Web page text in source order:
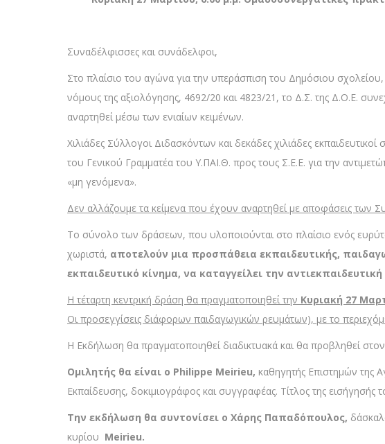
Συναδέλφισσες και συνάδελφοι,
Στο πλαίσιο του αγώνα για την υπεράσπιση του Δημόσιου
νόμους της αξιολόγησης, 4692/20 και 4823/21, το Δ.Σ. της Δ.Ο.Ε.
αναρτηθεί μέσω των ενιαίων κειμένων.
Χιλιάδες Σύλλογοι Διδασκόντων και δεκάδες χιλιάδες
του Γενικού Γραμματέα του Υ.ΠΑΙ.Θ. προς τους Σ.Ε.Ε. για την
«μη γενόμενα».
Δεν αλλάζουμε τα κείμενα που έχουν αναρτηθεί με αποφάσεις
Το σύνολο των δράσεων, που υλοποιούνται στο πλαίσιο ενός
χωριστά, αποτελούν μια προσπάθεια εκπαιδευτικής,
εκπαιδευτικό κίνημα, να καταγγείλει την
Η τέταρτη κεντρική δράση θα πραγματοποιηθεί την Κυριακή 27
Οι προσεγγίσεις διάφορων παιδαγωγικών ρευμάτων), με το
Η Εκδήλωση θα πραγματοποιηθεί διαδικτυακά και θα προβληθεί
Ομιλητής θα είναι ο Philippe Meirieu, καθηγητής Επιστημών της
Εκπαίδευσης, δοκιμιογράφος και συγγραφέας. Τίτλος της
Την εκδήλωση θα συντονίσει ο Χάρης Παπαδόπουλος,
κυρίου Meirieu.